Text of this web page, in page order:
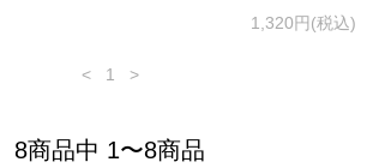
1,320円(税込)
< 1 >
8商品中 1〜8商品